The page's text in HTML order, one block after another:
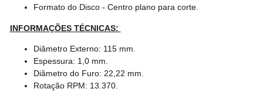
Formato do Disco - Centro plano para corte.
INFORMAÇÕES TÉCNICAS:
Diâmetro Externo: 115 mm.
Espessura: 1,0 mm.
Diâmetro do Furo: 22,22 mm.
Rotação RPM: 13.370.